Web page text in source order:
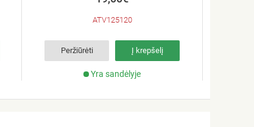
ATV125120
Peržiūrėti Į krepšelį
Yra sandėlyje